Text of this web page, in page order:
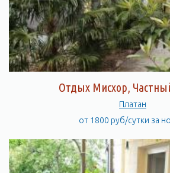
Отдых Мисхор,
Платан
от 1800 руб/сутки за